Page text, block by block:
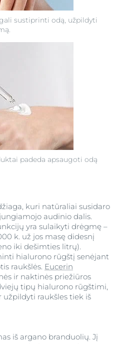
sustiprinti odą, užpildyti
padeda apsaugoti odą
kuri natūraliai susidaro
audinio dalis.
yra sulaikyti drėgmę –
k. už jos masę didesnį
iki dešimties litrų).
hialurono rūgštį senėjant
raukšlės. Eucerin
ir naktinės priežiūros
tipų hialurono rūgštimi,
raukšles tiek iš
iš argano branduolių. Jį